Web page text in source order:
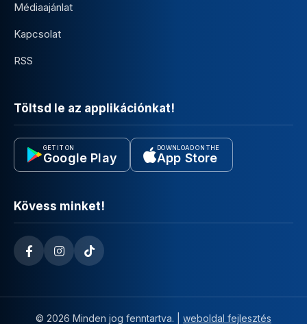
Médiaajánlat
Kapcsolat
RSS
Töltsd le az applikációnkat!
GET IT ON
Google Play
DOWNLOAD ON THE
App Store
Kövess minket!
© 2026 Minden jog fenntartva. | weboldal fejlesztés